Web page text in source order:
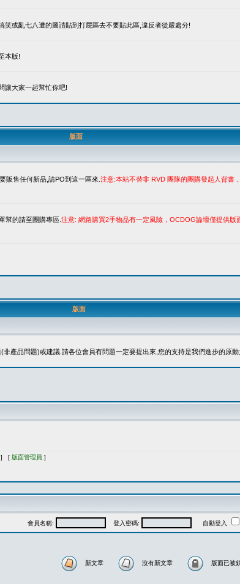
或亂七八遭的圖請貼到打屁區去不要貼此區,違反者從嚴處分!
本版!
讓大家一起幫忙你吧!
版面
販售任何新品,請PO到這一區來. 注意:本站不替非 RVD 團隊的團購發起人背書
幫的請至團購專區. 注意: 網路購買2手物品有一定風險，OCDOG論壇僅提供
版面
產品問題)或建議.請各位會員有問題一定要提出來,您的支持是我們進步的原動
] [ 版面管理員 ]
會員名稱: 登入密碼: 自動登入
新文章 沒有新文章 版面已被